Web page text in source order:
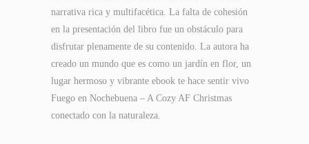
narrativa rica y multifacética. La falta de cohesión
en la presentación del libro fue un obstáculo para
disfrutar plenamente de su contenido. La autora ha
creado un mundo que es como un jardín en flor, un
lugar hermoso y vibrante ebook te hace sentir vivo
Fuego en Nochebuena – A Cozy AF Christmas
conectado con la naturaleza.